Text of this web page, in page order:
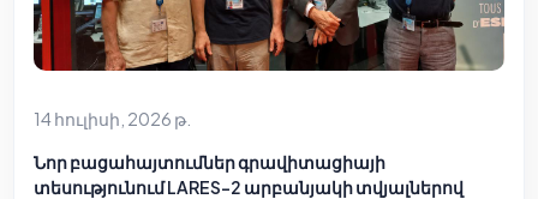
14 հուլիսի, 2026 թ.
Նոր բացահայտումներ գրավիտացիայի
տեսությունում LARES-2 արբանյակի տվյալներով